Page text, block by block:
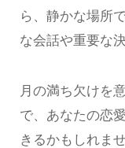
ら、静かな場所
な会話や重要な
月の満ち欠けを
で、あなたの恋
きるかもしれま